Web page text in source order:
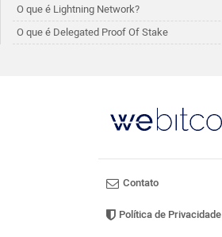
O que é Lightning Network?
O que é Delegated Proof Of Stake
Contato
Política de Privacidade